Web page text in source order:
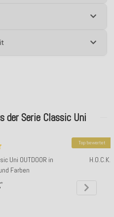
der Serie Classic Uni
Uni OUTDOOR in
Farben
*
Top bewertet